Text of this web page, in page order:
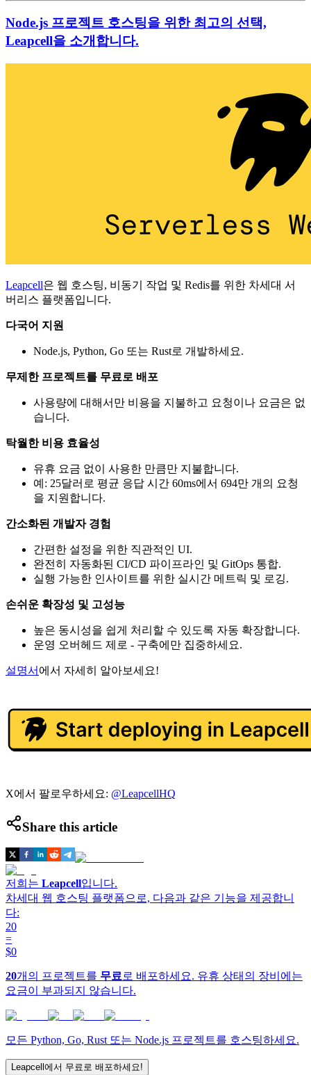
Node.js 프로젝트 호스팅을 위한 최고의 선택,
Leapcell을 소개합니다.
Leapcell은 웹 호스팅, 비동기 작업 및 Redis를 위한 차세대 서
버리스 플랫폼입니다.
다국어 지원
Node.js, Python, Go 또는 Rust로 개발하세요.
무제한 프로젝트를 무료로 배포
사용량에 대해서만 비용을 지불하고 요청이나 요금은 없
습니다.
탁월한 비용 효율성
유휴 요금 없이 사용한 만큼만 지불합니다.
예: 25달러로 평균 응답 시간 60ms에서 694만 개의 요청
을 지원합니다.
간소화된 개발자 경험
간편한 설정을 위한 직관적인 UI.
완전히 자동화된 CI/CD 파이프라인 및 GitOps 통합.
실행 가능한 인사이트를 위한 실시간 메트릭 및 로깅.
손쉬운 확장성 및 고성능
높은 동시성을 쉽게 처리할 수 있도록 자동 확장합니다.
운영 오버헤드 제로 - 구축에만 집중하세요.
설명서 에서 자세히 알아보세요!
X에서 팔로우하세요: @LeapcellHQ
Share this article
저희는 Leapcell입니다.
차세대 웹 호스팅 플랫폼으로, 다음과 같은 기능을 제공합니
다:
20
=
$0
20개의 프로젝트를 무료로 배포하세요. 유휴 상태의 장비에는
요금이 부과되지 않습니다.
모든 Python, Go, Rust 또는 Node.js 프로젝트를 호스팅하세요.
Leapcell에서 무료로 배포하세요!